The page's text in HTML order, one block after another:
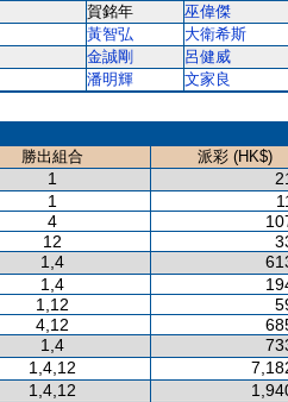
賀銘年 巫偉傑
黃智弘 大衛希斯
金誠剛 呂健威
潘明輝 文家良
勝出組合
派彩 (HK$)
1
1
4
12
1,4
1,4
1,12
4,12
1,4
1,4,12
1,4,12